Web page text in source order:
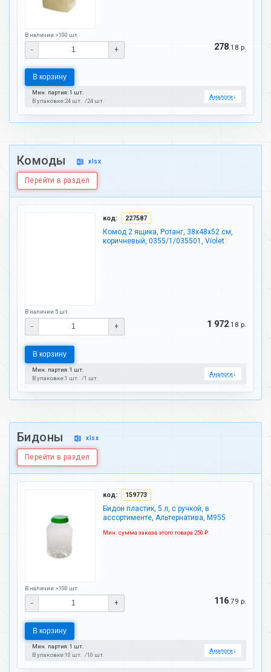
В наличии >100 шт.
- + 278.18 р.
В корзину
Мин. партия: 1 шт.
В упаковке:24 шт. 24 шт.
Аналоги↓
Комоды xlsx
Перейти в раздел
код: 227587
Комод 2 ящика, Ротанг, 38х48х52 см,
коричневый, 0355/1/035501, Violet
В наличии 5 шт.
- + 1 972 .18 р.
В корзину
Мин. партия: 1 шт.
В упаковке:1 шт. 1 шт.
Аналоги↓
Бидоны xlsx
Перейти в раздел
код: 159773
Бидон пластик, 5 л, с ручкой, в
ассортименте, Альтернатива, М955
Мин. сумма заказа этого товара 250 ₽.
В наличии >100 шт.
- + 116.79 р.
В корзину
Мин. партия: 1 шт.
В упаковке:10 шт. 10 шт.
Аналоги↓